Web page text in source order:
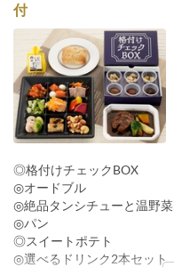
付
◎格付けチェックBOX
◎オードブル
◎絶品タンシチューと温野菜
◎パン
◎スイートポテト
◎選べるドリンク2本セット